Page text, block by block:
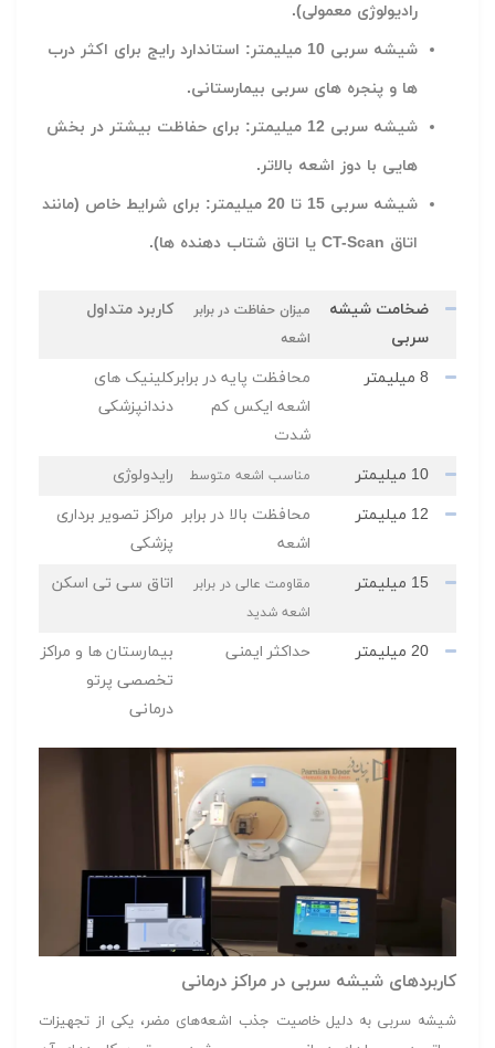
رادیولوژی معمولی).
شیشه سربی 10 میلیمتر: استاندارد رایج برای اکثر درب
ها و پنجره های سربی بیمارستانی.
شیشه سربی 12 میلیمتر: برای حفاظت بیشتر در بخش
هایی با دوز اشعه بالاتر.
شیشه سربی 15 تا 20 میلیمتر: برای شرایط خاص (مانند
اتاق CT-Scan یا اتاق شتاب دهنده ها).
ضخامت شیشه
سربی
میزان حفاظت در برابر
اشعه
کاربرد متداول
8 میلیمتر
محافظت پایه در برابر
اشعه ایکس کم
شدت
کلینیک های
دندانپزشکی
10 میلیمتر مناسب اشعه متوسط
رایدولوژی
12 میلیمتر
محافظت بالا در برابر
اشعه
مراکز تصویر برداری
پزشکی
15 میلیمتر
مقاومت عالی در برابر
اشعه شدید
اتاق سی تی اسکن
20 میلیمتر حداکثر ایمنی
بیمارستان ها و مراکز
تخصصی پرتو
درمانی
کاربردهای شیشه سربی در مراکز درمانی
شیشه سربی به دلیل خاصیت جذب اشعه‌های مضر، یکی از تجهیزات